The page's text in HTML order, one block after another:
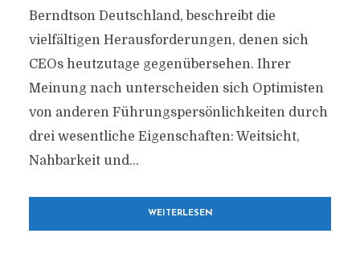
Berndtson Deutschland, beschreibt die
vielfältigen Herausforderungen, denen sich
CEOs heutzutage gegenübersehen. Ihrer
Meinung nach unterscheiden sich Optimisten
von anderen Führungspersönlichkeiten durch
drei wesentliche Eigenschaften: Weitsicht,
Nahbarkeit und...
WEITERLESEN